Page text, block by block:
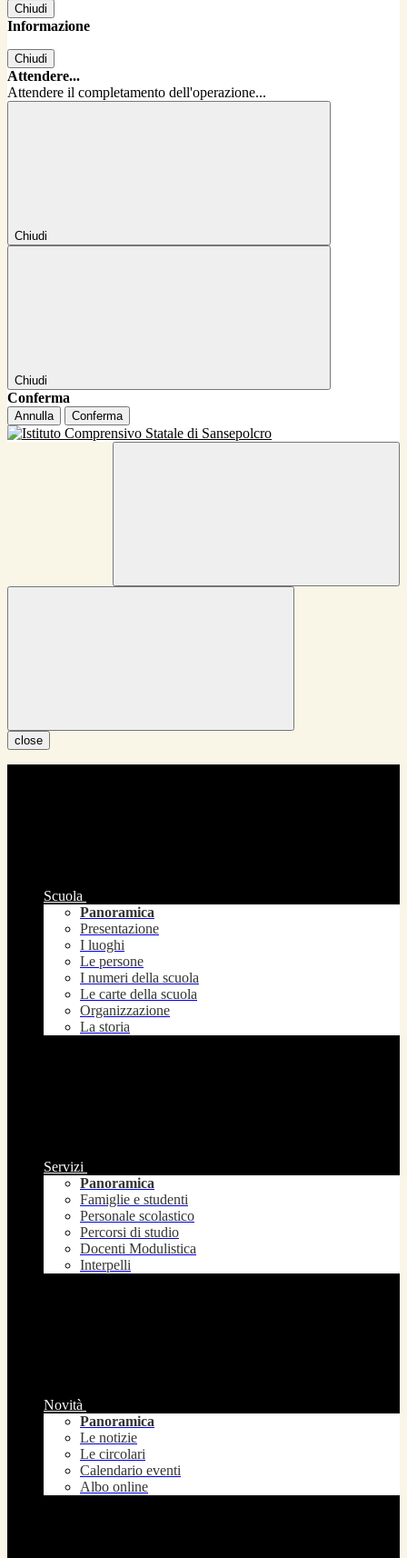
Chiudi
Informazione
Chiudi
Attendere...
Attendere il completamento dell'operazione...
Chiudi
Chiudi
Conferma
Annulla Conferma
close
Scuola
Panoramica
Presentazione
I luoghi
Le persone
I numeri della scuola
Le carte della scuola
Organizzazione
La storia
Servizi
Panoramica
Famiglie e studenti
Personale scolastico
Percorsi di studio
Docenti Modulistica
Interpelli
Novità
Panoramica
Le notizie
Le circolari
Calendario eventi
Albo online